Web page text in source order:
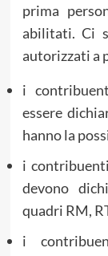
prima
abilitati. Ci
autorizzati a
i
essere
hanno la
i
devono
quadri RM,
i